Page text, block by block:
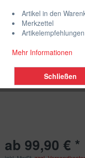
ab 99,90 € *
Artikel in den
Merkzettel
Mehr Informationen
Schließen